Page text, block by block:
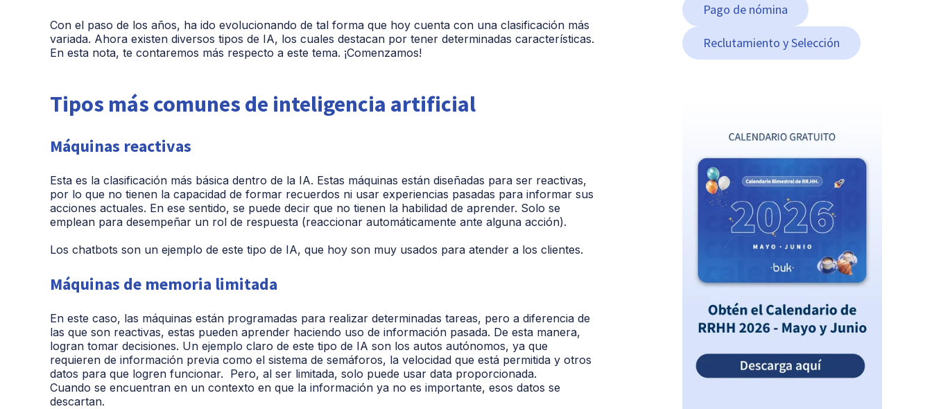
Con el paso de los años, ha ido evolucionando de tal forma que hoy cuenta con una clasificación más
variada. Ahora existen diversos tipos de IA, los cuales destacan por tener determinadas características.
En esta nota, te contaremos más respecto a este tema. ¡Comenzamos!
Tipos más comunes de inteligencia artificial
Máquinas reactivas
Esta es la clasificación más básica dentro de la IA. Estas máquinas están diseñadas para ser reactivas,
por lo que no tienen la capacidad de formar recuerdos ni usar experiencias pasadas para informar sus
acciones actuales. En ese sentido, se puede decir que no tienen la habilidad de aprender. Solo se
emplean para desempeñar un rol de respuesta (reaccionar automáticamente ante alguna acción).
Los chatbots son un ejemplo de este tipo de IA, que hoy son muy usados para atender a los clientes.
Máquinas de memoria limitada
En este caso, las máquinas están programadas para realizar determinadas tareas, pero a diferencia de
las que son reactivas, estas pueden aprender haciendo uso de información pasada. De esta manera,
logran tomar decisiones. Un ejemplo claro de este tipo de IA son los autos autónomos, ya que
requieren de información previa como el sistema de semáforos, la velocidad que está permitida y otros
datos para que logren funcionar. Pero, al ser limitada, solo puede usar data proporcionada.
Cuando se encuentran en un contexto en que la información ya no es importante, esos datos se
descartan.
Pago de nómina
Reclutamiento y Selección